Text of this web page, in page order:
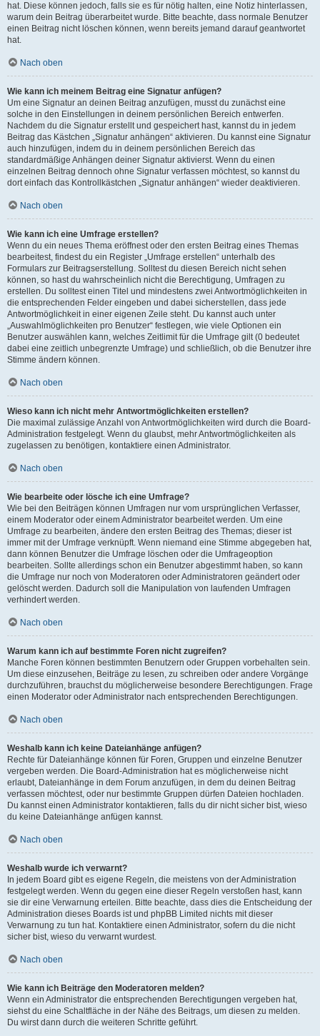
hat. Diese können jedoch, falls sie es für nötig halten, eine Notiz hinterlassen,
warum dein Beitrag überarbeitet wurde. Bitte beachte, dass normale Benutzer
einen Beitrag nicht löschen können, wenn bereits jemand darauf geantwortet
hat.
Nach oben
Wie kann ich meinem Beitrag eine Signatur anfügen?
Um eine Signatur an deinen Beitrag anzufügen, musst du zunächst eine
solche in den Einstellungen in deinem persönlichen Bereich entwerfen.
Nachdem du die Signatur erstellt und gespeichert hast, kannst du in jedem
Beitrag das Kästchen „Signatur anhängen“ aktivieren. Du kannst eine Signatur
auch hinzufügen, indem du in deinem persönlichen Bereich das
standardmäßige Anhängen deiner Signatur aktivierst. Wenn du einen
einzelnen Beitrag dennoch ohne Signatur verfassen möchtest, so kannst du
dort einfach das Kontrollkästchen „Signatur anhängen“ wieder deaktivieren.
Nach oben
Wie kann ich eine Umfrage erstellen?
Wenn du ein neues Thema eröffnest oder den ersten Beitrag eines Themas
bearbeitest, findest du ein Register „Umfrage erstellen“ unterhalb des
Formulars zur Beitragserstellung. Solltest du diesen Bereich nicht sehen
können, so hast du wahrscheinlich nicht die Berechtigung, Umfragen zu
erstellen. Du solltest einen Titel und mindestens zwei Antwortmöglichkeiten in
die entsprechenden Felder eingeben und dabei sicherstellen, dass jede
Antwortmöglichkeit in einer eigenen Zeile steht. Du kannst auch unter
„Auswahlmöglichkeiten pro Benutzer“ festlegen, wie viele Optionen ein
Benutzer auswählen kann, welches Zeitlimit für die Umfrage gilt (0 bedeutet
dabei eine zeitlich unbegrenzte Umfrage) und schließlich, ob die Benutzer ihre
Stimme ändern können.
Nach oben
Wieso kann ich nicht mehr Antwortmöglichkeiten erstellen?
Die maximal zulässige Anzahl von Antwortmöglichkeiten wird durch die Board-
Administration festgelegt. Wenn du glaubst, mehr Antwortmöglichkeiten als
zugelassen zu benötigen, kontaktiere einen Administrator.
Nach oben
Wie bearbeite oder lösche ich eine Umfrage?
Wie bei den Beiträgen können Umfragen nur vom ursprünglichen Verfasser,
einem Moderator oder einem Administrator bearbeitet werden. Um eine
Umfrage zu bearbeiten, ändere den ersten Beitrag des Themas; dieser ist
immer mit der Umfrage verknüpft. Wenn niemand eine Stimme abgegeben hat,
dann können Benutzer die Umfrage löschen oder die Umfrageoption
bearbeiten. Sollte allerdings schon ein Benutzer abgestimmt haben, so kann
die Umfrage nur noch von Moderatoren oder Administratoren geändert oder
gelöscht werden. Dadurch soll die Manipulation von laufenden Umfragen
verhindert werden.
Nach oben
Warum kann ich auf bestimmte Foren nicht zugreifen?
Manche Foren können bestimmten Benutzern oder Gruppen vorbehalten sein.
Um diese einzusehen, Beiträge zu lesen, zu schreiben oder andere Vorgänge
durchzuführen, brauchst du möglicherweise besondere Berechtigungen. Frage
einen Moderator oder Administrator nach entsprechenden Berechtigungen.
Nach oben
Weshalb kann ich keine Dateianhänge anfügen?
Rechte für Dateianhänge können für Foren, Gruppen und einzelne Benutzer
vergeben werden. Die Board-Administration hat es möglicherweise nicht
erlaubt, Dateianhänge in dem Forum anzufügen, in dem du deinen Beitrag
verfassen möchtest, oder nur bestimmte Gruppen dürfen Dateien hochladen.
Du kannst einen Administrator kontaktieren, falls du dir nicht sicher bist, wieso
du keine Dateianhänge anfügen kannst.
Nach oben
Weshalb wurde ich verwarnt?
In jedem Board gibt es eigene Regeln, die meistens von der Administration
festgelegt werden. Wenn du gegen eine dieser Regeln verstoßen hast, kann
sie dir eine Verwarnung erteilen. Bitte beachte, dass dies die Entscheidung der
Administration dieses Boards ist und phpBB Limited nichts mit dieser
Verwarnung zu tun hat. Kontaktiere einen Administrator, sofern du die nicht
sicher bist, wieso du verwarnt wurdest.
Nach oben
Wie kann ich Beiträge den Moderatoren melden?
Wenn ein Administrator die entsprechenden Berechtigungen vergeben hat,
siehst du eine Schaltfläche in der Nähe des Beitrags, um diesen zu melden.
Du wirst dann durch die weiteren Schritte geführt.